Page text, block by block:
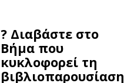
? Διαβάστε στο
Βήμα που
κυκλοφορεί τη
βιβλιοπαρουσίαση